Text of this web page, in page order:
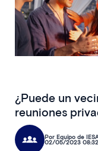
¿Puede un
reuniones
Por Equipo de
02/05/2023 08:32